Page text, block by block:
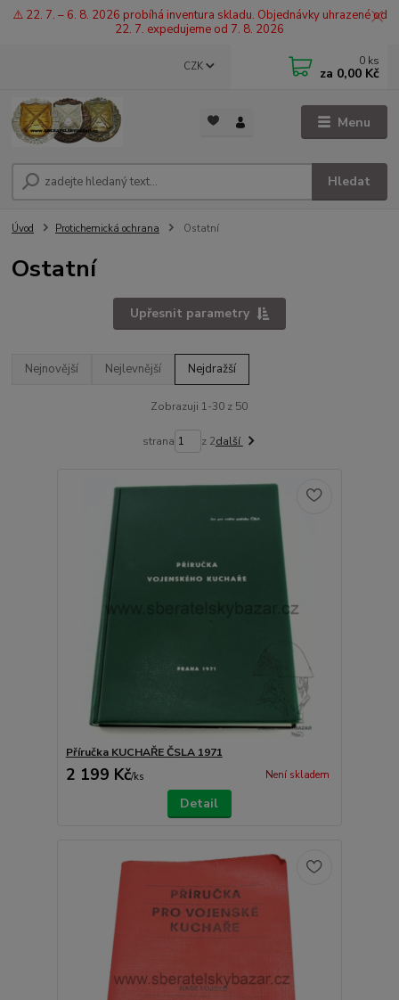
⚠️ 22. 7. – 6. 8. 2026 probíhá inventura skladu. Objednávky uhrazené od
22. 7. expedujeme od 7. 8. 2026
Menu
CZK
Hledat
0 ks
za 0,00 Kč
Úvod Protichemická ochrana Ostatní
Ostatní
Upřesnit parametry
Nejnovější Nejlevnější Nejdražší
Zobrazuji 1-30 z 50
strana z 2další
Příručka KUCHAŘE ČSLA 1971
2 199 Kč/ks Není skladem
Detail